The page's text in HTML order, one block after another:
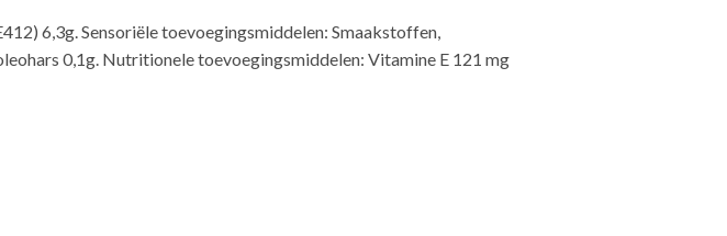
6,3g. Sensoriële toevoegingsmiddelen: Smaakstoffen,
0,1g. Nutritionele toevoegingsmiddelen: Vitamine E 121 mg